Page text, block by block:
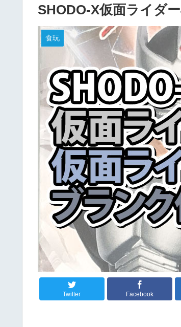
SHODO-X仮面ライダ
食玩
Twitter Facebook